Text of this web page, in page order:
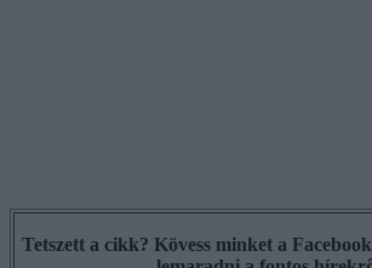
Tetszett a cikk? Kövess minket a